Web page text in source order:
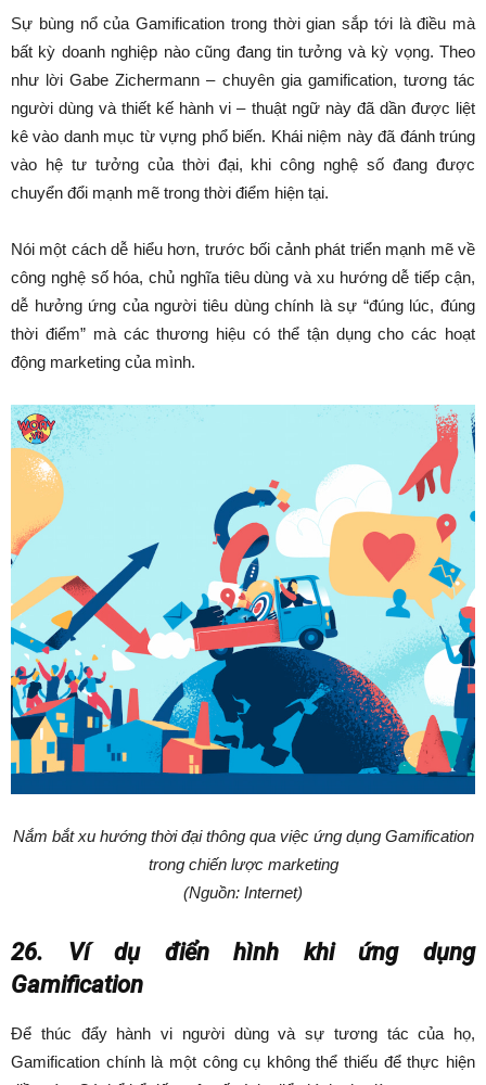
Sự bùng nổ của Gamification trong thời gian sắp tới là điều mà
bất kỳ doanh nghiệp nào cũng đang tin tưởng và kỳ vọng. Theo
như lời Gabe Zichermann – chuyên gia gamification, tương tác
người dùng và thiết kế hành vi – thuật ngữ này đã dần được liệt
kê vào danh mục từ vựng phổ biến. Khái niệm này đã đánh trúng
vào hệ tư tưởng của thời đại, khi công nghệ số đang được
chuyển đổi mạnh mẽ trong thời điểm hiện tại.
Nói một cách dễ hiểu hơn, trước bối cảnh phát triển mạnh mẽ về
công nghệ số hóa, chủ nghĩa tiêu dùng và xu hướng dễ tiếp cận,
dễ hưởng ứng của người tiêu dùng chính là sự “đúng lúc, đúng
thời điểm” mà các thương hiệu có thể tận dụng cho các hoạt
động marketing của mình.
Nắm bắt xu hướng thời đại thông qua việc ứng dụng Gamification
trong chiến lược marketing
(Nguồn: Internet)
26. Ví dụ điển hình khi ứng dụng
Gamification
Để thúc đẩy hành vi người dùng và sự tương tác của họ,
Gamification chính là một công cụ không thể thiếu để thực hiện